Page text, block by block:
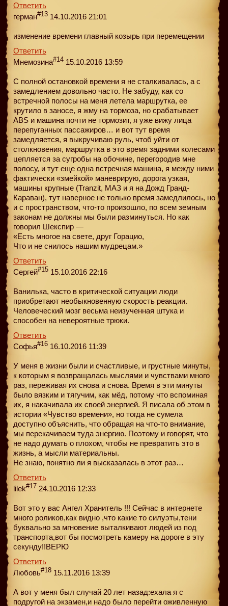
Ответить
герман#13 14.10.2016 21:01
изменение времени главный козырь при перемещении
Ответить
Мнемозина#14 15.10.2016 13:59
С полной остановкой времени я не сталкивалась, а с
замедлением довольно часто. Не забуду, как со
встречной полосы на меня летела маршрутка, ее
крутило в заносе, я жму на тормоза, но срабатывает
АBS и машина почти не тормозит, я уже вижу лица
перепуганных пассажиров… и вот тут время
замедляется, я выкручиваю руль, чтоб уйти от
столкновения, маршрутка в это время задними колесами
цепляется за сугробы на обочине, перегородив мне
полосу, и тут еще одна встречная машина, я между ними
фактически «змейкой» маневрирую, дорога узкая,
машины крупные (Tranzit, МАЗ и я на Дожд Гранд-
Караван), тут наверное не только время замедлилось, но
и с пространством, что-то произошло, по всем земным
законам не должны мы были разминуться. Но как
говорил Шекспир —
«Есть многое на свете, друг Горацио,
Что и не снилось нашим мудрецам.»
Ответить
Сергей#15 15.10.2016 22:16
Ванилька, часто в критической ситуации люди
приобретают необыкновенную скорость реакции.
Человеческий мозг весьма неизученная штука и
способен на невероятные трюки.
Ответить
Софья#16 16.10.2016 11:39
У меня в жизни были и счастливые, и грустные минуты,
к которым я возвращалась мыслями и чувствами много
раз, переживая их снова и снова. Время в эти минуты
было вязким и тягучим, как мёд, потому что вспоминая
их, я накачивала их своей энергией. Я писала об этом в
истории «Чувство времени», но тогда не сумела
доступно объяснить, что обращая на что-то внимание,
мы перекачиваем туда энергию. Поэтому и говорят, что
не надо думать о плохом, чтобы не превратить это в
жизнь, а мысли материальны.
Не знаю, понятно ли я высказалась в этот раз…
Ответить
lilek#17 24.10.2016 12:33
Вот это у вас Ангел Хранитель !!! Сейчас в интернете
много роликов,как видно ,что какие то силуэты,тени
буквально за мгновение выталкивают людей из под
транспорта,вот бы посмотреть камеру на дороге в эту
секунду!!ВЕРЮ
Ответить
Любовь#18 15.11.2016 13:39
А вот у меня был случай 20 лет назад:ехала я с
подругой на экзамен,и надо было перейти оживленную